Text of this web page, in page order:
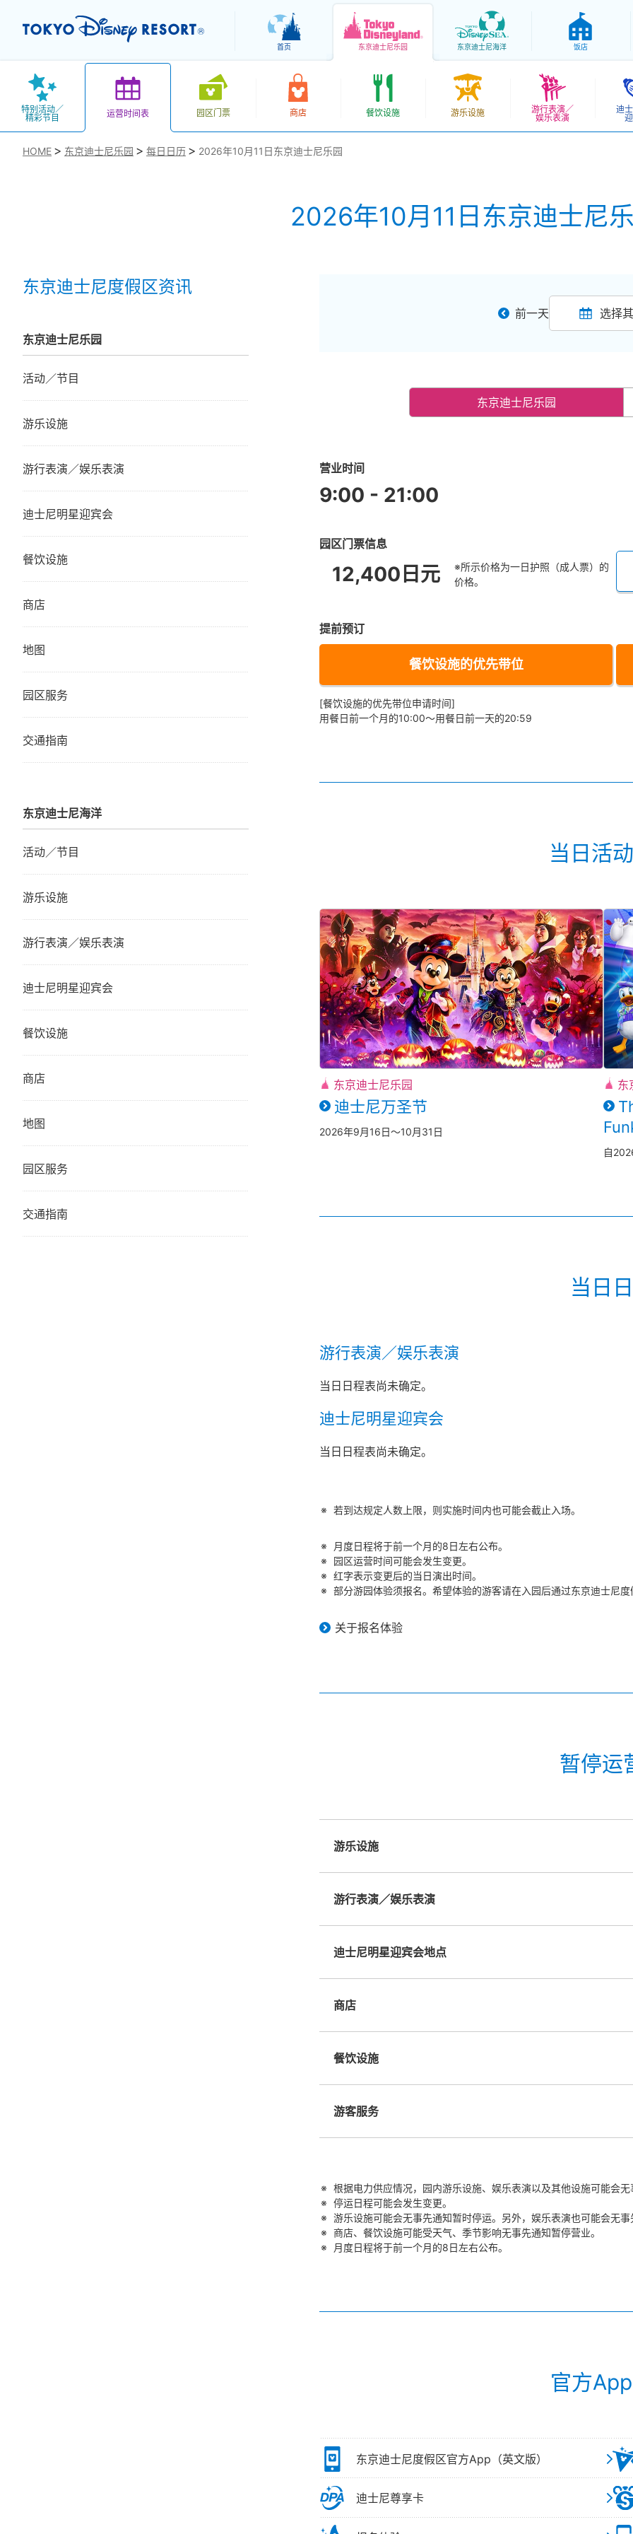
首页 东京迪士尼乐园 东京迪士尼海洋 饭店
特别活动／
精彩节目
运营时间表 园区门票 商店 餐饮设施 游乐设施
游行表演／
娱乐表演
迪
HOME 东京迪士尼乐园 每日日历 2026年10月11日东京迪士尼乐园
2026年10月11日东京迪士尼
前一天 选择
东京迪士尼乐园
营业时间
9:00 - 21:00
园区门票信息
12,400日元
※所示价格为一日护照（成人票）的
价格。
提前预订
餐饮设施的优先带位
[餐饮设施的优先带位申请时间]
用餐日前一个月的10:00～用餐日前一天的20:59
当日活
东京迪士尼乐园
迪士尼万圣节
2026年9月16日～10月31日
东
自
当日
游行表演／娱乐表演
当日日程表尚未确定。
迪士尼明星迎宾会
当日日程表尚未确定。
若到达规定人数上限，则实施时间内也可能会截止入场。
月度日程将于前一个月的8日左右公布。
园区运营时间可能会发生变更。
红字表示变更后的当日演出时间。
部分游园体验须报名。希望体验的游客请在入园后通过东京迪士尼
关于报名体验
暂停运
游乐设施
游行表演／娱乐表演
迪士尼明星迎宾会地点
商店
餐饮设施
游客服务
根据电力供应情况，园内游乐设施、娱乐表演以及其他设施可能会
停运日程可能会发生变更。
游乐设施可能会无事先通知暂时停运。另外，娱乐表演也可能会无
商店、餐饮设施可能受天气、季节影响无事先通知暂停营业。
月度日程将于前一个月的8日左右公布。
官方
东京迪士尼度假区官方App（英文版）
迪士尼尊享卡
东京迪士尼度假区资讯
东京迪士尼乐园
活动／节目
游乐设施
游行表演／娱乐表演
迪士尼明星迎宾会
餐饮设施
商店
地图
园区服务
交通指南
东京迪士尼海洋
活动／节目
游乐设施
游行表演／娱乐表演
迪士尼明星迎宾会
餐饮设施
商店
地图
园区服务
交通指南